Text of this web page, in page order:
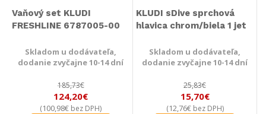
Vaňový set KLUDI
FRESHLINE 6787005-00
Skladom u dodávateľa,
dodanie zvyčajne 10-14 dní
185,73€
124,20€
(100,98€ bez DPH)
KLUDI sDive sprchová
hlavica chrom/biela 1 jet
Skladom u dodávateľa,
dodanie zvyčajne 10-14 dní
25,83€
15,70€
(12,76€bez DPH)